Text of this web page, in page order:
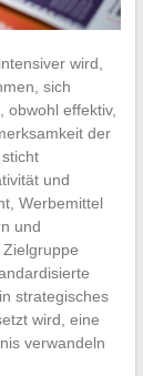
wird,
sich
obwohl effektiv,
der
und
Werbemittel
und
strategisches
wird, eine
verwandeln